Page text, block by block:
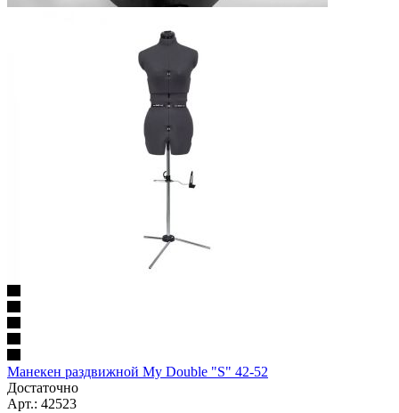
Манекен раздвижной My Double "S" 42-52
Достаточно
Арт.: 42523